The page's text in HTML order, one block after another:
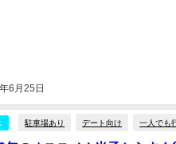
6月25日
駐車場あり デート向け 一人でも